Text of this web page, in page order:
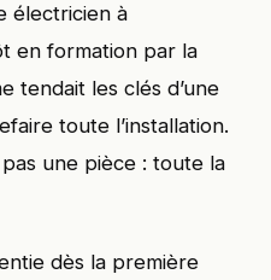
électricien à
en formation par la
tendait les clés d’une
toute l’installation.
une pièce : toute la
dès la première